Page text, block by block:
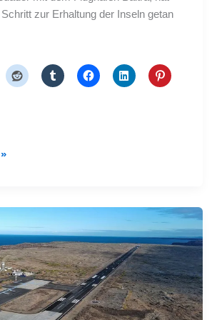
zur Erhaltung der Inseln getan